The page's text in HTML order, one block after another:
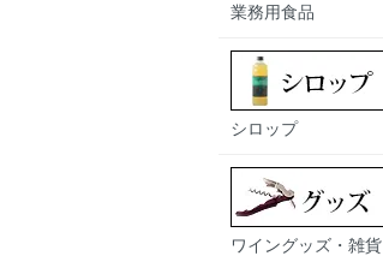
業務用食品
シロップ
ワイングッズ・雑貨